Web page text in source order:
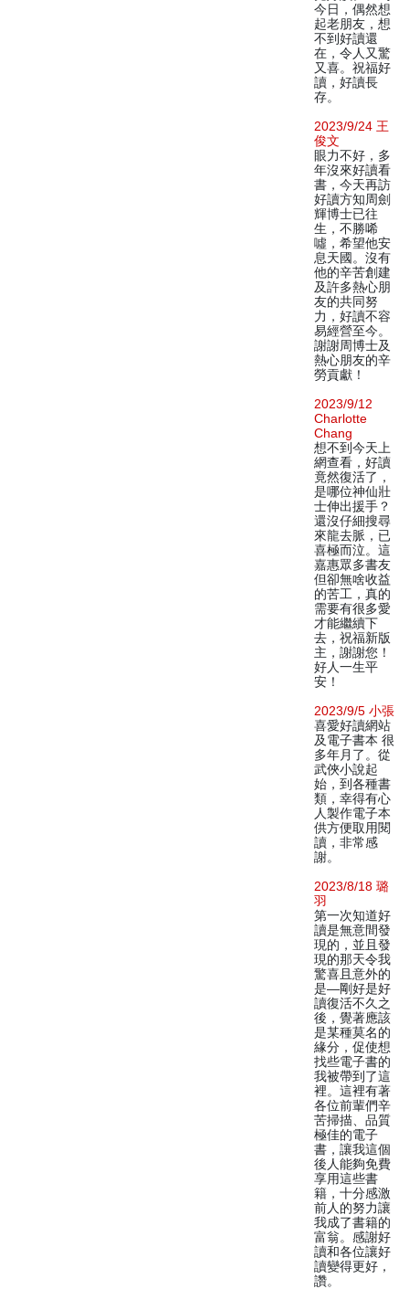
今日，偶然想
起老朋友，想
不到好讀還
在，令人又驚
又喜。祝福好
讀，好讀長
存。
2023/9/24 王
俊文
眼力不好，多
年沒來好讀看
書，今天再訪
好讀方知周劍
輝博士已往
生，不勝唏
噓，希望他安
息天國。沒有
他的辛苦創建
及許多熱心朋
友的共同努
力，好讀不容
易經營至今。
謝謝周博士及
熱心朋友的辛
勞貢獻！
2023/9/12
Charlotte
Chang
想不到今天上
網查看，好讀
竟然復活了，
是哪位神仙壯
士伸出援手？
還沒仔細搜尋
來龍去脈，已
喜極而泣。這
嘉惠眾多書友
但卻無啥收益
的苦工，真的
需要有很多愛
才能繼續下
去，祝福新版
主，謝謝您！
好人一生平
安！
2023/9/5 小張
喜愛好讀網站
及電子書本 很
多年月了。從
武俠小說起
始，到各種書
類，幸得有心
人製作電子本
供方便取用閱
讀，非常感
謝。
2023/8/18 璐
羽
第一次知道好
讀是無意間發
現的，並且發
現的那天令我
驚喜且意外的
是—剛好是好
讀復活不久之
後，覺著應該
是某種莫名的
緣分，促使想
找些電子書的
我被帶到了這
裡。這裡有著
各位前輩們辛
苦掃描、品質
極佳的電子
書，讓我這個
後人能夠免費
享用這些書
籍，十分感激
前人的努力讓
我成了書籍的
富翁。感謝好
讀和各位讓好
讀變得更好，
讚。